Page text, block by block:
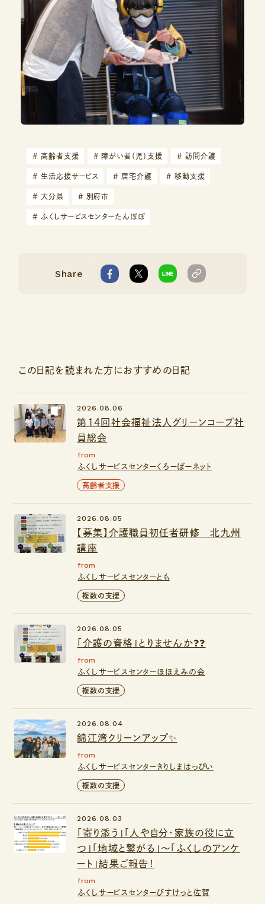
# 高齢者支援 # 障がい者（児）支援 # 訪問介護
# 生活応援サービス # 居宅介護 # 移動支援
# 大分県 # 別府市
# ふくしサービスセンターたんぽぽ
Share
この日記を読まれた方におすすめの日記
第14回社会福祉法人グリーンコープ社
員総会
2026.08.06
from
ふくしサービスセンターくろーばーネット
高齢者支援
【募集】介護職員初任者研修 北九州
講座
2026.08.05
from
ふくしサービスセンターとも
複数の支援
「介護の資格」とりませんか❓❓
2026.08.05
from
ふくしサービスセンターほほえみの会
複数の支援
錦江湾クリーンアップ✨
2026.08.04
from
ふくしサービスセンターきりしまはっぴい
複数の支援
「寄り添う」「人や自分・家族の役に立
つ」「地域と繋がる」～「ふくしのアンケ
ート」結果ご報告！
2026.08.03
from
ふくしサービスセンターびすけっと佐賀